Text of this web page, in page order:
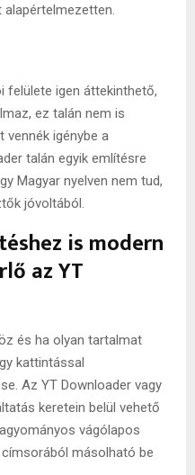
felülete igen áttekinthető,
ez talán nem is
igénybe a
talán egyik említésre
Magyar nyelven nem tud,
jóvoltából.
is modern
az YT
és ha olyan tartalmat
kattintással
Az YT Downloader vagy
keretein belül vehető
vágólapos
másolható be